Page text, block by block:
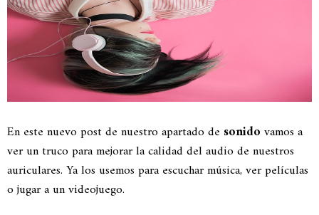
En este nuevo post de nuestro apartado de sonido vamos a
ver un truco para mejorar la calidad del audio de nuestros
auriculares. Ya los usemos para escuchar música, ver películas
o jugar a un videojuego.